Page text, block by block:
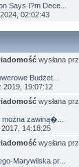
Says I?m Dece...
02:02:43
wysłana
Budżet...
2019, 19:07:12
wysłana
zawiną�...
14:18:25
wysłana
Marywilska pr...